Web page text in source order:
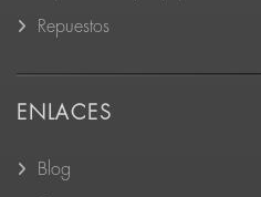
Repuestos
ENLACES
Blog